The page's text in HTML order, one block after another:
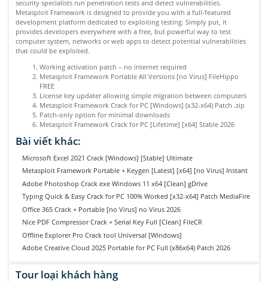
security specialists run penetration tests and detect vulnerabilities.
Metasploit Framework is designed to provide you with a full-featured
development platform dedicated to exploiting testing. Simply put, it
provides developers everywhere with a free, but powerful way to test
computer system, networks or web apps to detect potential vulnerabilities
that could be exploited.
Working activation patch – no internet required
Metasploit Framework Portable All Versions [no Virus] FileHippo
FREE
License key updater allowing simple migration between computers
Metasploit Framework Crack for PC [Windows] (x32-x64) Patch .zip
Patch-only option for minimal downloads
Metasploit Framework Crack for PC [Lifetime] [x64] Stable 2026
Bài viết khác:
Microsoft Excel 2021 Crack [Windows] [Stable] Ultimate
Metasploit Framework Portable + Keygen [Latest] [x64] [no Virus] Instant
Adobe Photoshop Crack exe Windows 11 x64 [Clean] gDrive
Typing Quick & Easy Crack for PC 100% Worked [x32-x64] Patch MediaFire
Office 365 Crack + Portable [no Virus] no Virus 2026
Nice PDF Compressor Crack + Serial Key Full [Clean] FileCR
Offline Explorer Pro Crack tool Universal [Windows]
Adobe Creative Cloud 2025 Portable for PC Full (x86x64) Patch 2026
Tour loại khách hàng